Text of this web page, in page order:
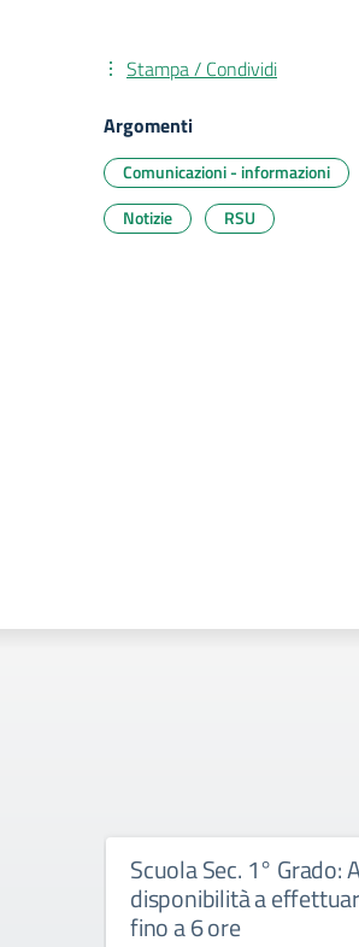
Stampa / Condividi
Argomenti
Comunicazioni - informazioni
Notizie
RSU
Scuola Sec. 1° Grado:
disponibilità a
fino a 6 ore